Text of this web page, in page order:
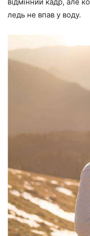
ледь не впав у воду.